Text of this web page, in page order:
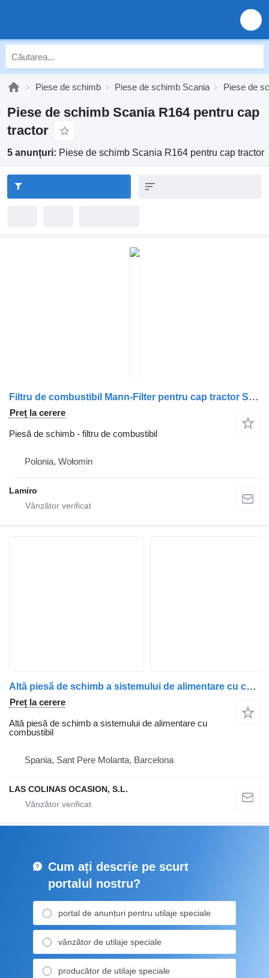
Piese de schimb Piese de schimb Scania Piese de
Piese de schimb Scania R164 pentru cap
tractor
5 anunțuri: Piese de schimb Scania R164 pentru cap tractor
Filtru de combustibil Mann-Filter pentru cap tractor Scania R 164
Preț la cerere
Piesă de schimb - filtru de combustibil
Polonia, Wołomin
Lamiro
Altă piesă de schimb a sistemului de alimentare cu combustibil Enfriador De Aceite Y Combustible pentru cap tractor Scania Serie 4 (P/R 164 L)(2001)
Preț la cerere
Altă piesă de schimb a sistemului de alimentare cu
combustibil
Spania, Sant Pere Molanta, Barcelona
LAS COLINAS OCASION, S.L.
Cum ați descrie pe scurt
portalul nostru?
portal de anunțuri pentru utilaje speciale
vânzător de utilaje speciale
producător de utilaje speciale